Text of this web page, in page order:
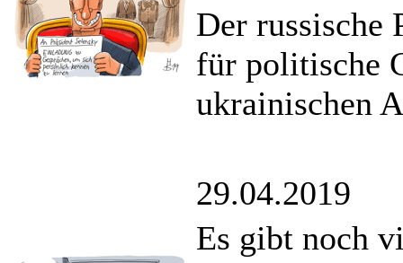
Der russische
für politische
ukrainischen
29.04.2019
Es gibt noch